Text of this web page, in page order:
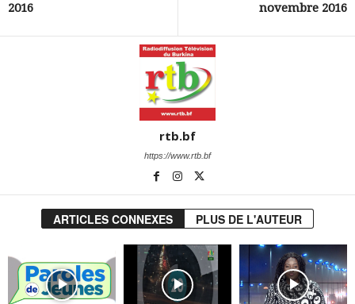
2016
novembre 2016
rtb.bf
https://www.rtb.bf
ARTICLES CONNEXES PLUS DE L'AUTEUR